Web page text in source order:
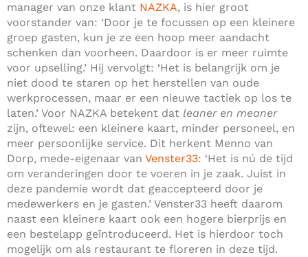
manager van onze klant NAZKA, is hier groot
voorstander van: ‘Door je te focussen op een kleinere
groep gasten, kun je ze een hoop meer aandacht
schenken dan voorheen. Daardoor is er meer ruimte
voor upselling.’ Hij vervolgt: ‘Het is belangrijk om je
niet dood te staren op het herstellen van oude
werkprocessen, maar er een nieuwe tactiek op los te
laten.’ Voor NAZKA betekent dat leaner en meaner
zijn, oftewel: een kleinere kaart, minder personeel, en
meer persoonlijke service. Dit herkent Menno van
Dorp, mede-eigenaar van Venster33: ‘Het is nú de tijd
om veranderingen door te voeren in je zaak. Juist in
deze pandemie wordt dat geaccepteerd door je
medewerkers en je gasten.’ Venster33 heeft daarom
naast een kleinere kaart ook een hogere bierprijs en
een bestelapp geïntroduceerd. Het is hierdoor toch
mogelijk om als restaurant te floreren in deze tijd.